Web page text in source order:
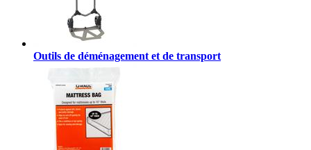
Outils de déménagement et de transport